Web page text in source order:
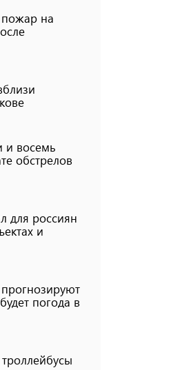
на
и восемь
обстрелов
для россиян
и
погода в